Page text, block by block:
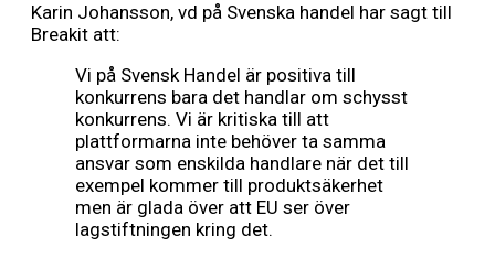
Karin Johansson, vd på Svenska handel har sagt till
Breakit att:
Vi på Svensk Handel är positiva till
konkurrens bara det handlar om schysst
konkurrens. Vi är kritiska till att
plattformarna inte behöver ta samma
ansvar som enskilda handlare när det till
exempel kommer till produktsäkerhet
men är glada över att EU ser över
lagstiftningen kring det.